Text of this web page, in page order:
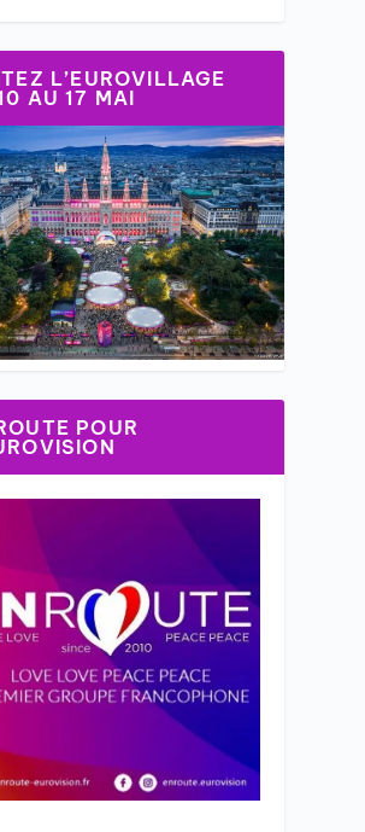
L’EUROVILLAGE
AU 17 MAI
POUR